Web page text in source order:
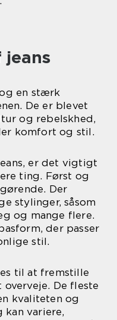
en stærk
De er blevet
og rebelskhed,
komfort og stil.
er det vigtigt
ting. Først og
Der
stylinger, såsom
og mange flere.
der passer
stil.
til at fremstille
De fleste
kvaliteten og
variere,